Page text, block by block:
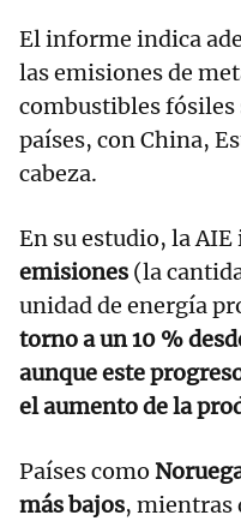
El informe indica
las emisiones de
combustibles fósiles
países, con China,
cabeza.
En su estudio, la
emisiones (la
unidad de energía
torno a un 10 %
aunque este
el aumento de la
Países como
más bajos, mientras